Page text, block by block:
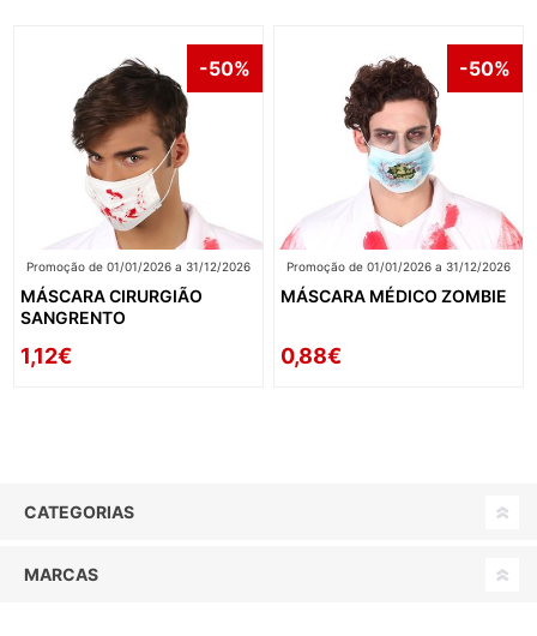
-50%
Promoção de 01/01/2026 a 31/12/2026
MÁSCARA CIRURGIÃO
SANGRENTO
1,12€
-50%
Promoção de 01/01/2026 a 31/12/2026
MÁSCARA MÉDICO ZOMBIE
0,88€
CATEGORIAS
MARCAS